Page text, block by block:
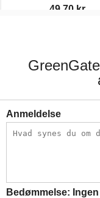
49,70 kr.
Anmeldelse
Bedømmelse: Ingen